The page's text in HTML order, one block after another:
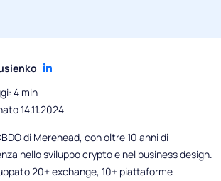
4 min
14.11.2024
di Merehead, con oltre 10 anni di
nello sviluppo crypto e nel business design.
20+ exchange, 10+ piattaforme